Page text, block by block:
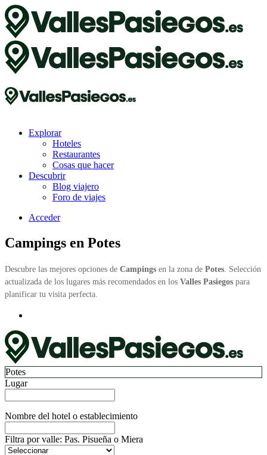
Explorar
Hoteles
Restaurantes
Cosas que hacer
Descubrir
Blog viajero
Foro de viajes
Acceder
Campings en Potes
Descubre las mejores opciones de Campings en la zona de Potes . Selección
actualizada de los lugares más recomendados en los Valles Pasiegos para
planificar tu visita perfecta.
Potes
Lugar
Nombre del hotel o establecimiento
Filtra por valle: Pas. Pisueña o Miera